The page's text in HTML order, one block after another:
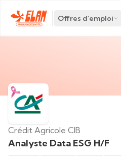
Offres d'emploi
Analyste Data ESG H/F
Crédit Agricole CIB